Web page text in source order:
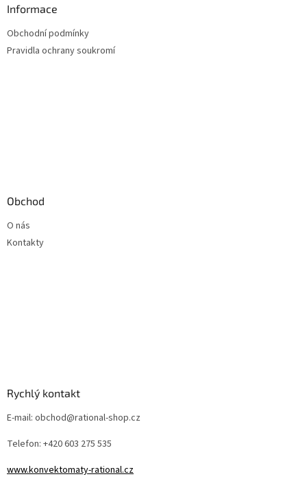
Informace
Obchodní podmínky
Pravidla ochrany soukromí
Obchod
O nás
Kontakty
Rychlý kontakt
E-mail: obchod@rational-shop.cz
Telefon: +420 603 275 535
www.konvektomaty-rational.cz